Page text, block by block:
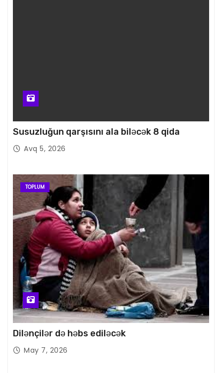
Susuzluğun qarşısını ala biləcək 8 qida
Avq 5, 2026
TOPLUM
Dilənçilər də həbs ediləcək
May 7, 2026